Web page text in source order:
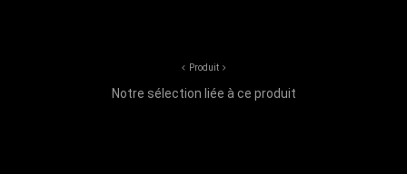
Produit
Notre sélection liée à ce produit